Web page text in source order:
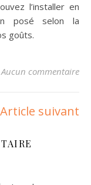
l’installer en
posé selon la
goûts.
Aucun commentaire
Article suivant